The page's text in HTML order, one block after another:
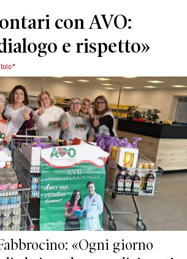
con AVO:
e rispetto»
«Ogni giorno